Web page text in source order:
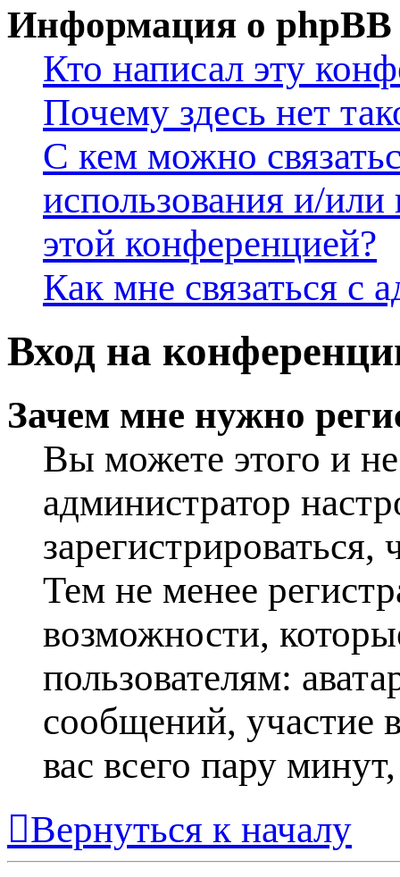
Информация о phpBB
Кто написал эту
Почему здесь нет
С кем можно
использования и/
этой конференцией?
Как мне связаться с
Вход на
Зачем мне нужно
Вы можете этого и не
администратор
Тем не менее
возможности,
пользователям:
сообщений, участие
вас всего пару
Вернуться к началу